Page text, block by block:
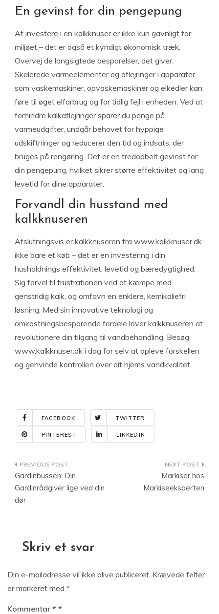
En gevinst for din pengepung
At investere i en kalkknuser er ikke kun gavnligt for
miljøet – det er også et kyndigt økonomisk træk.
Overvej de langsigtede besparelser, det giver:
Skalerede varmeelementer og aflejringer i apparater
som vaskemaskiner, opvaskemaskiner og elkedler kan
føre til øget elforbrug og for tidlig fejl i enheden. Ved at
forhindre kalkaflejringer sparer du penge på
varmeudgifter, undgår behovet for hyppige
udskiftninger og reducerer den tid og indsats, der
bruges på rengøring. Det er en tredobbelt gevinst for
din pengepung, hvilket sikrer større effektivitet og lang
levetid for dine apparater.
Forvandl din husstand med
kalkknuseren
Afslutningsvis er kalkknuseren fra www.kalkknuser.dk
ikke bare et køb – det er en investering i din
husholdnings effektivitet, levetid og bæredygtighed.
Sig farvel til frustrationen ved at kæmpe med
genstridig kalk, og omfavn en enklere, kemikaliefri
løsning. Med sin innovative teknologi og
omkostningsbesparende fordele lover kalkknuseren at
revolutionere din tilgang til vandbehandling. Besøg
www.kalkknuser.dk i dag for selv at opleve forskellen
og genvinde kontrollen over dit hjems vandkvalitet.
FACEBOOK TWITTER
PINTEREST LINKEDIN
Indlægsnavigation
Gardinbussen: Din
Gardinrådgiver lige ved din
dør
Markiser hos
Markiseeksperten
Skriv et svar
Din e-mailadresse vil ikke blive publiceret. Krævede felter
er markeret med *
Kommentar *